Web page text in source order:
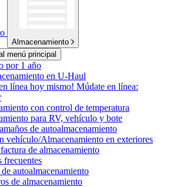
Almacenamiento
menú principal
por 1 año
en U-Haul
línea hoy mismo! Múdate en línea:
con control de temperatura
para RV, vehículo y bote
de autoalmacenamiento
vehículo/Almacenamiento en exteriores
de almacenamiento
frecuentes
autoalmacenamiento
de almacenamiento